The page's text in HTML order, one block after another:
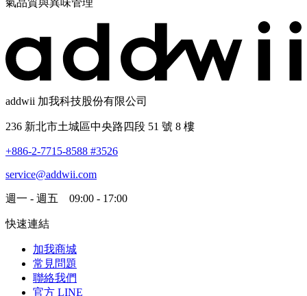
氣品質與異味管理
addwii 加我科技股份有限公司
236 新北市土城區中央路四段 51 號 8 樓
+886-2-7715-8588 #3526
service@addwii.com
週一 - 週五 09:00 - 17:00
快速連結
加我商城
常見問題
聯絡我們
官方 LINE